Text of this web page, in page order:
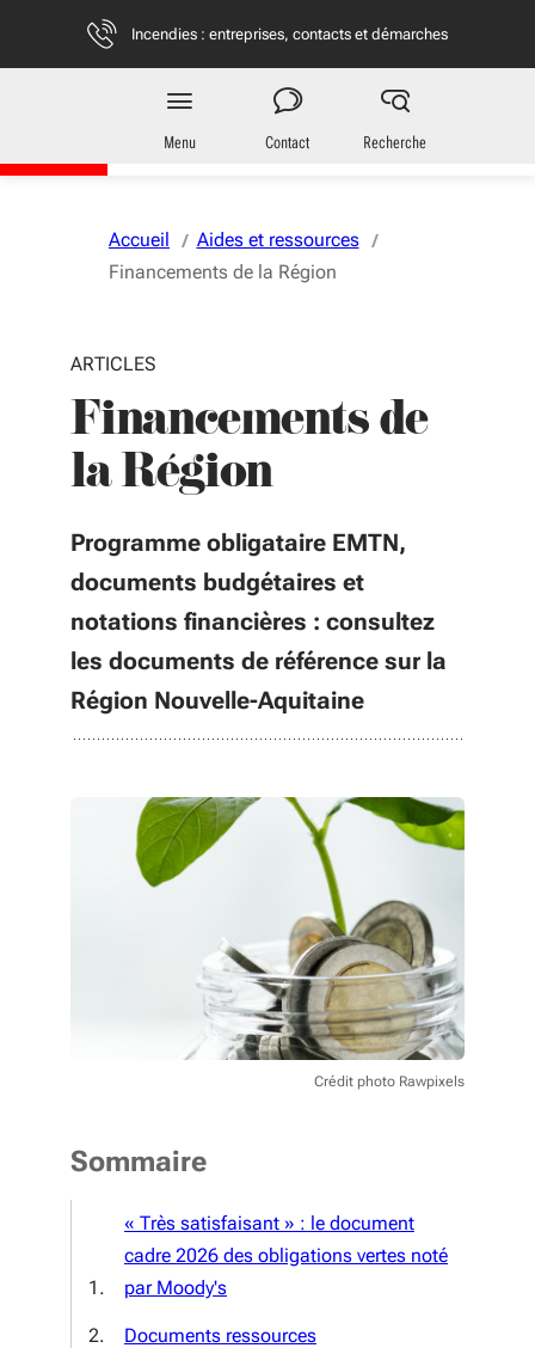
Vous naviguez en mode anonymisé,
Incendies : entreprises, contacts et démarches
Région
Nouvelle-Aquitaine
Menu Contact Recherche
Accueil
Aides et ressources
Financements de la Région
ARTICLES
Financements de
la Région
Programme obligataire EMTN,
documents budgétaires et
notations financières : consultez
les documents de référence sur la
Région Nouvelle-Aquitaine
Crédit photo Rawpixels
Sommaire
« Très satisfaisant » : le document
cadre 2026 des obligations vertes noté
par Moody's
Documents ressources